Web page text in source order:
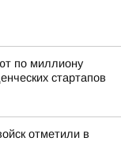
по миллиону
стартапов
отметили в